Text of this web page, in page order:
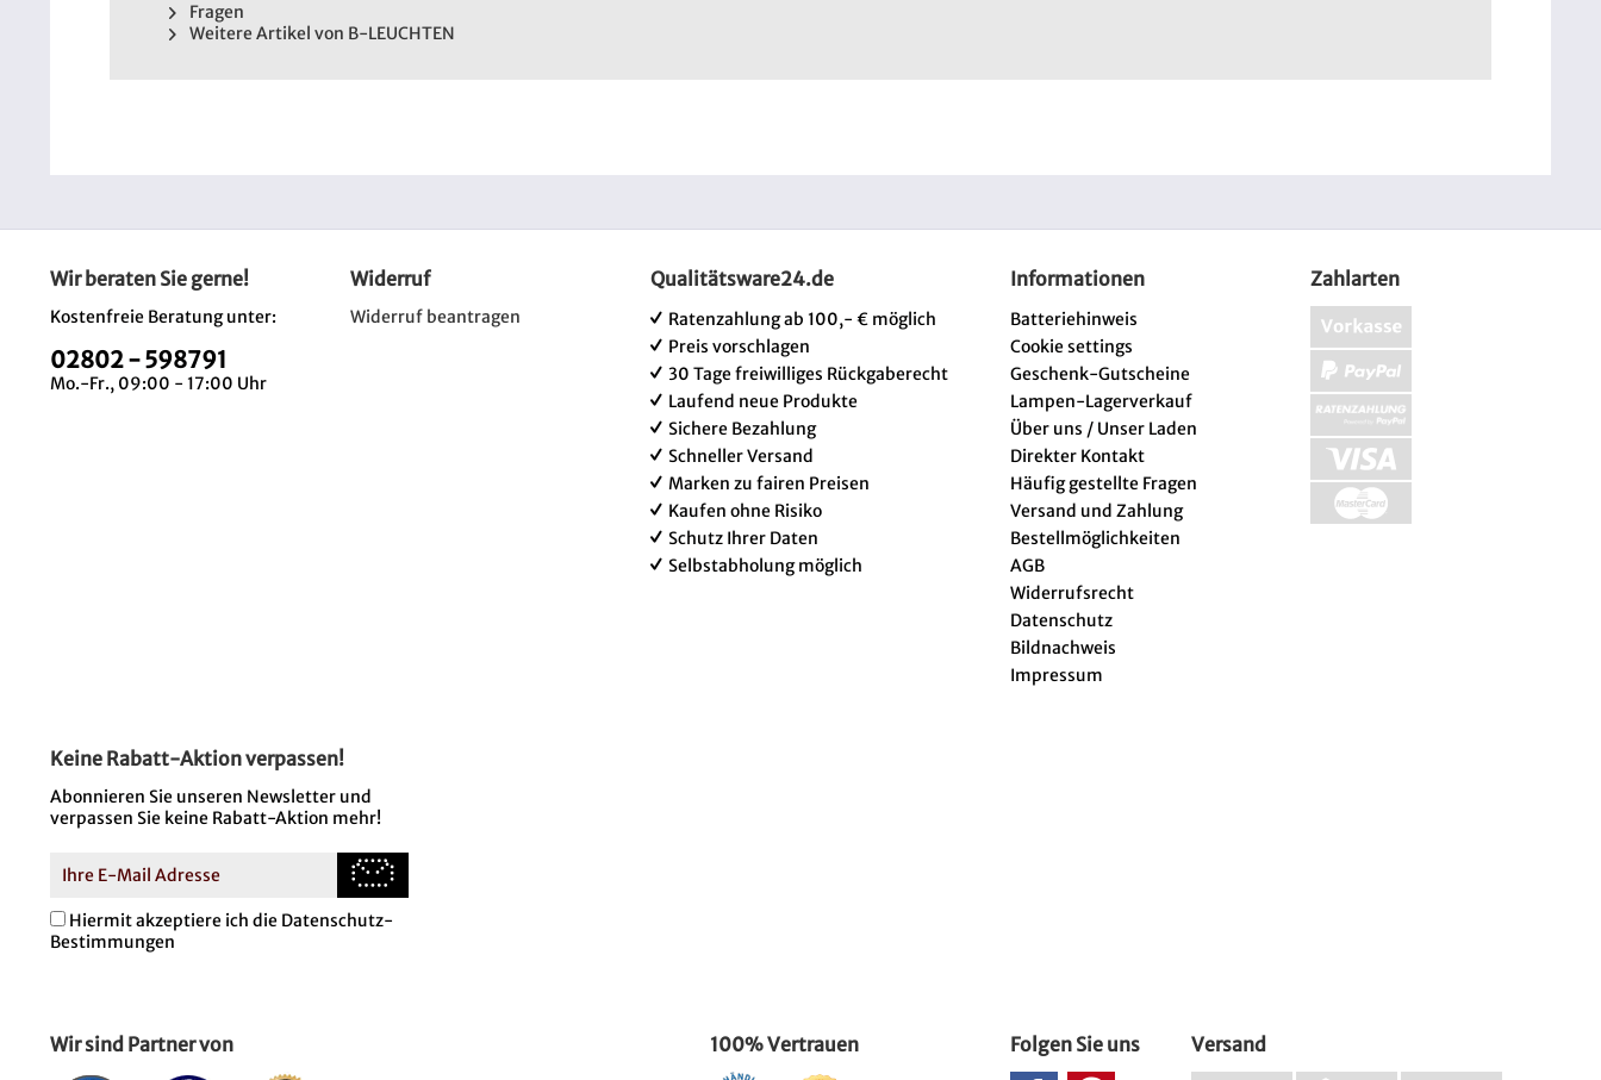
Fragen
Weitere Artikel von B-LEUCHTEN
Wir beraten Sie gerne!
Kostenfreie Beratung unter:
02802 - 598791
Mo.-Fr., 09:00 - 17:00 Uhr
Widerruf
Widerruf beantragen
Qualitätsware24.de
Ratenzahlung ab 100,- € möglich
Preis vorschlagen
30 Tage freiwilliges Rückgaberecht
Laufend neue Produkte
Sichere Bezahlung
Schneller Versand
Marken zu fairen Preisen
Kaufen ohne Risiko
Schutz Ihrer Daten
Selbstabholung möglich
Informationen
Batteriehinweis
Cookie settings
Geschenk-Gutscheine
Lampen-Lagerverkauf
Über uns / Unser Laden
Direkter Kontakt
Häufig gestellte Fragen
Versand und Zahlung
Bestellmöglichkeiten
AGB
Widerrufsrecht
Datenschutz
Bildnachweis
Impressum
Zahlarten
Keine Rabatt-Aktion verpassen!
Abonnieren Sie unseren Newsletter und
verpassen Sie keine Rabatt-Aktion mehr!
Hiermit akzeptiere ich die Datenschutz-
Bestimmungen
Wir sind Partner von 100% Vertrauen Folgen Sie uns Versand